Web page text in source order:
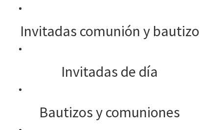
Invitadas comunión y bautizo
Invitadas de día
Bautizos y comuniones